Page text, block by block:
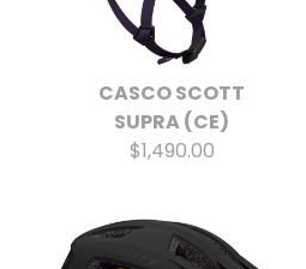
CASCO SCOTT
SUPRA (CE)
$1,490.00